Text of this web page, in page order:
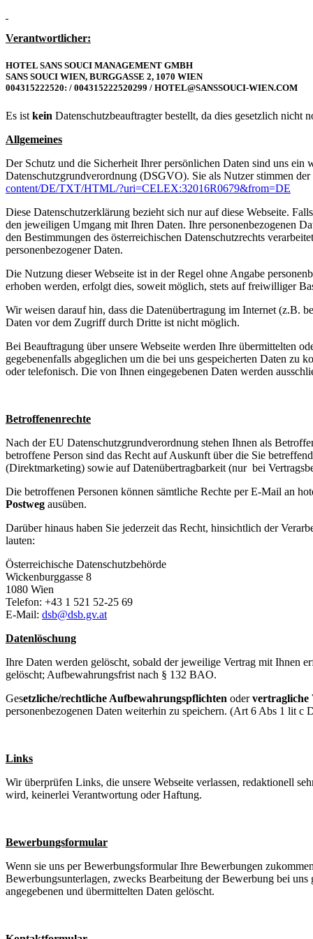
Verantwortlicher:
HOTEL SANS SOUCI MANAGEMENT GMBH
SANS SOUCI WIEN, BURGGASSE 2, 1070 WIEN
004315222520: / 004315222520299 / HOTEL@SANSSOUCI-WIEN.COM
Es ist kein Datenschutzbeauftragter bestellt, da dies gesetzlich nicht
Allgemeines
Der Schutz und die Sicherheit Ihrer persönlichen Daten sind uns ein
Datenschutzgrundverordnung (DSGVO). Sie als Nutzer stimmen
content/DE/TXT/HTML/?uri=CELEX:32016R0679&from=DE
Diese Datenschutzerklärung bezieht sich nur auf diese Webseite.
den jeweiligen Umgang mit Ihren Daten. Ihre personenbezogenen
den Bestimmungen des österreichischen Datenschutzrechts
personenbezogener Daten.
Die Nutzung dieser Webseite ist in der Regel ohne Angabe
erhoben werden, erfolgt dies, soweit möglich, stets auf freiwilliger
Wir weisen darauf hin, dass die Datenübertragung im Internet (z.B.
Daten vor dem Zugriff durch Dritte ist nicht möglich.
Bei Beauftragung über unsere Webseite werden Ihre übermittelten
gegebenenfalls abgeglichen um die bei uns gespeicherten Daten zu
oder telefonisch. Die von Ihnen eingegebenen Daten werden
Betroffenenrechte
Nach der EU Datenschutzgrundverordnung stehen Ihnen als
betroffene Person sind das Recht auf Auskunft über die Sie
(Direktmarketing) sowie auf Datenübertragbarkeit (nur bei
Die betroffenen Personen können sämtliche Rechte per E-Mail an
Postweg ausüben.
Darüber hinaus haben Sie jederzeit das Recht, hinsichtlich der
lauten:
Österreichische Datenschutzbehörde
Wickenburggasse 8
1080 Wien
Telefon: +43 1 521 52-25 69
E‑Mail: dsb@dsb.gv.at
Datenlöschung
Ihre Daten werden gelöscht, sobald der jeweilige Vertrag mit Ihnen
gelöscht; Aufbewahrungsfrist nach § 132 BAO.
Gesetzliche/rechtliche Aufbewahrungspflichten odervertragliche
personenbezogenen Daten weiterhin zu speichern. (Art 6 Abs 1 lit
Links
Wir überprüfen Links, die unsere Webseite verlassen, redaktionell
wird, keinerlei Verantwortung oder Haftung.
Bewerbungsformular
Wenn sie uns per Bewerbungsformular Ihre Bewerbungen
Bewerbungsunterlagen, zwecks Bearbeitung der Bewerbung bei
angegebenen und übermittelten Daten gelöscht.